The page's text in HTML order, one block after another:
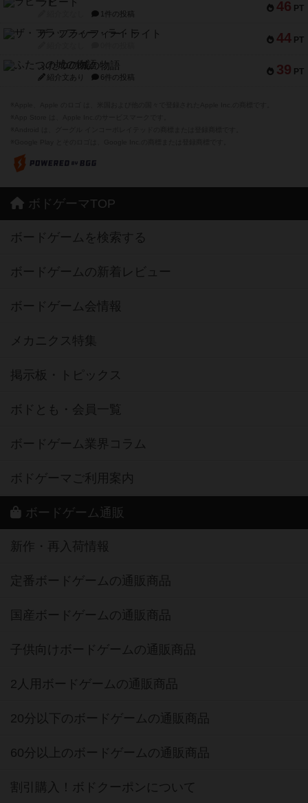
46 PT
1件の投稿
44 PT
ザ・フラッフィー・ライト
39 PT
ふたつの城の物語
紹介文あり 6件の投稿
ボドゲーマTOP
ボードゲームを検索する
ボードゲームの新着レビュー
ボードゲーム会情報
メカニクス特集
掲示板・トピックス
ボドとも・会員一覧
ボードゲーム業界コラム
ボドゲーマご利用案内
ボードゲーム通販
新作・再入荷情報
定番ボードゲームの通販商品
国産ボードゲームの通販商品
子供向けボードゲームの通販商品
2人用ボードゲームの通販商品
20分以下のボードゲームの通販商品
60分以上のボードゲームの通販商品
割引購入！ボドクーポンについて